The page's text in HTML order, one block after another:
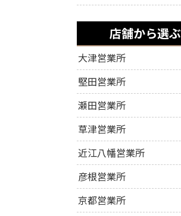
店舗から選ぶ
大津営業所
堅田営業所
瀬田営業所
草津営業所
近江八幡営業所
彦根営業所
京都営業所